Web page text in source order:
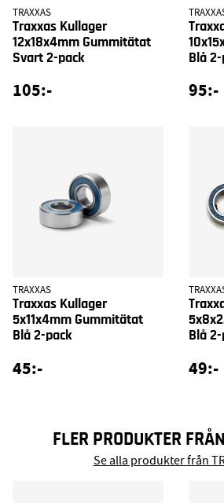
TRAXXAS
Traxxas Kullager
12x18x4mm Gummitätat
Svart 2-pack
105:-
Blå
95:-
TRAXXAS
Traxxas Kullager
5x11x4mm Gummitätat
Blå 2-pack
45:-
Blå
49:-
FLER PRODUKTER
Se alla produkter från